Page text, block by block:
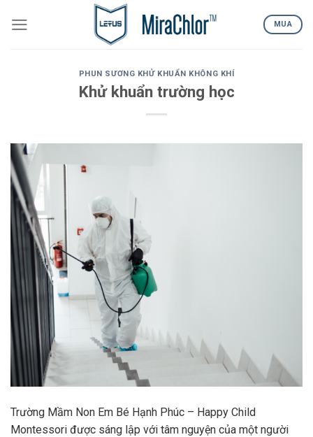
MUA
PHUN SƯƠNG KHỬ KHUẨN KHÔNG KHÍ
Khử khuẩn trường học
Trường Mầm Non Em Bé Hạnh Phúc – Happy Child
Montessori được sáng lập với tâm nguyện của một người